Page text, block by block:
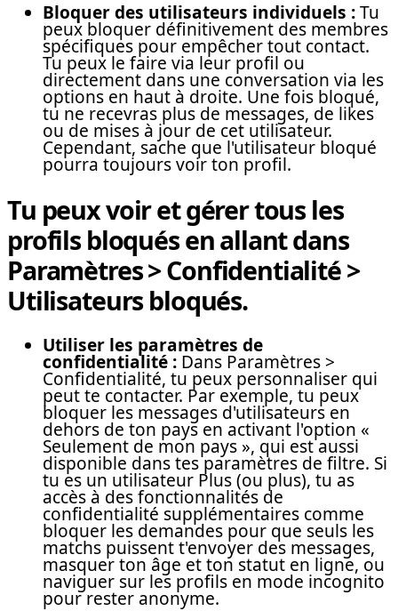
Bloquer des utilisateurs individuels :Tu
peux bloquer définitivement des membres
spécifiques pour empêcher tout contact.
Tu peux le faire via leur profil ou
directement dans une conversation via les
options en haut à droite. Une fois bloqué,
tu ne recevras plus de messages, de likes
ou de mises à jour de cet utilisateur.
Cependant, sache que l'utilisateur bloqué
pourra toujours voir ton profil.
Tu peux voir et gérer tous les
profils bloqués en allant dans
Paramètres > Confidentialité >
Utilisateurs bloqués.
Utiliser les paramètres de
confidentialité : Dans Paramètres >
Confidentialité, tu peux personnaliser qui
peut te contacter. Par exemple, tu peux
bloquer les messages d'utilisateurs en
dehors de ton pays en activant l'option «
Seulement de mon pays », qui est aussi
disponible dans tes paramètres de filtre. Si
tu es un utilisateur Plus (ou plus), tu as
accès à des fonctionnalités de
confidentialité supplémentaires comme
bloquer les demandes pour que seuls les
matchs puissent t'envoyer des messages,
masquer ton âge et ton statut en ligne, ou
naviguer sur les profils en mode incognito
pour rester anonyme.